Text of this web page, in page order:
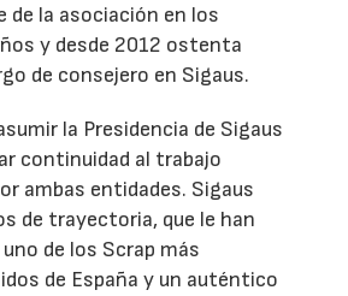
de la asociación en los
y desde 2012 ostenta
de consejero en Sigaus.
la Presidencia de Sigaus
continuidad al trabajo
ambas entidades. Sigaus
de trayectoria, que le han
de los Scrap más
de España y un auténtico